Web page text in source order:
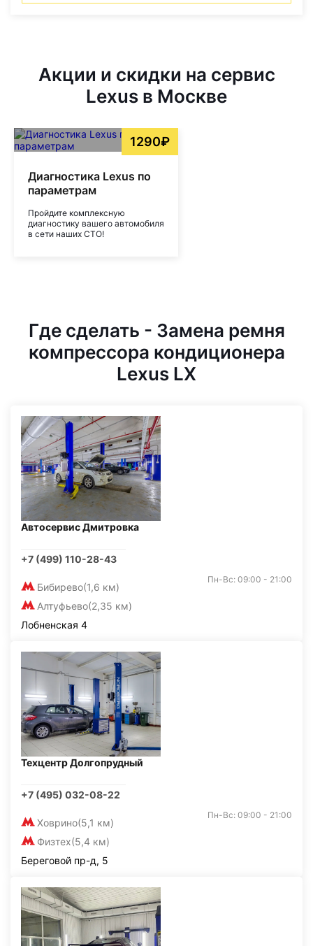
Акции и скидки на сервис
Lexus в Москве
1290₽
Диагностика Lexus по
параметрам
Пройдите комплексную
диагностику вашего автомобиля
в сети наших СТО!
Где сделать - Замена ремня
компрессора кондиционера
Lexus LX
Автосервис Дмитровка
+7 (499) 110-28-43
Бибирево(1,6 км)
Алтуфьево(2,35 км)
Пн-Вс: 09:00 - 21:00
Лобненская 4
Техцентр Долгопрудный
+7 (495) 032-08-22
Ховрино(5,1 км)
Физтех(5,4 км)
Пн-Вс: 09:00 - 21:00
Береговой пр-д, 5